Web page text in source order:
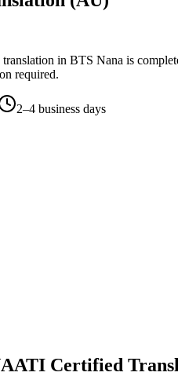
in BTS Nana is
required.
2–4 business days
Certified